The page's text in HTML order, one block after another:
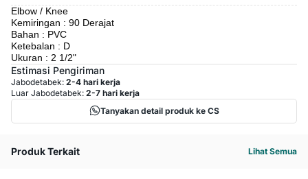
Elbow / Knee
Kemiringan : 90 Derajat
Bahan : PVC
Ketebalan : D
Ukuran : 2 1/2"
Estimasi Pengiriman
Jabodetabek: 2-4 hari kerja
Luar Jabodetabek: 2-7 hari kerja
Tanyakan detail produk ke CS
Produk Terkait Lihat Semua